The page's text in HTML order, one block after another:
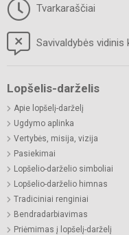
Tvarkaraščiai
Savivaldybės vidinis
Lopšelis-darželis
Apie lopšelį-darželį
Ugdymo aplinka
Vertybės, misija, vizija
Pasiekimai
Lopšelio-darželio simboliai
Lopšelio-darželio himnas
Tradiciniai renginiai
Bendradarbiavimas
Priėmimas į lopšelį-darželį